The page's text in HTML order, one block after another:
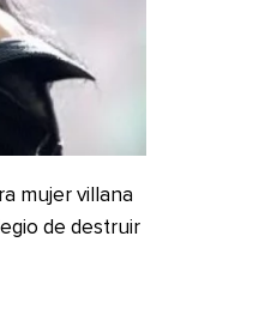
mujer villana
de destruir